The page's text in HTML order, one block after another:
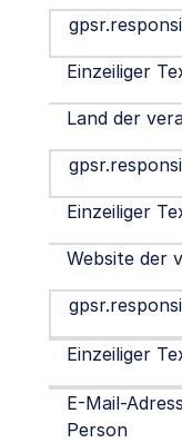
Einzeiliger
Land der
Einzeiliger
Website der
Einzeiliger
E-Mail-
Person